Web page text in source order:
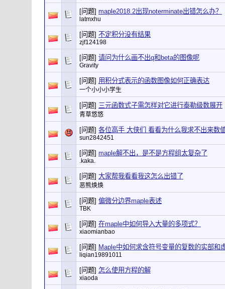
[问题] maple2018.2出现noterminate出错怎么办？
latmxhu
[问题] 不定积分没有结果
zjf124198
[问题] 请问为什么画不出q和beta的图像呢
Gravity
[问题] 用积分式表示的函数图像如何正确表达
一个小小小学生
[问题] 三元函数式子需怎样对它进行泰勒级数展开
青草悠悠
[问题] 各位高手 大侠们 看看为什么我求不出来数
sun2842451
[问题] maple解不出，是不是方程组太复杂了
.kaka.
[问题] 大家帮我看看我这怎么出错了
恶熊焕焕
[问题] 偏微分边界maple表述
TBK
[问题] 在maple中如何导入大量的多项式？
xiaomianbao
[问题] Maple中如何求含符号变量的复数的实部和
liqian19891011
[问题] 怎么使用方程的解
xiaoda